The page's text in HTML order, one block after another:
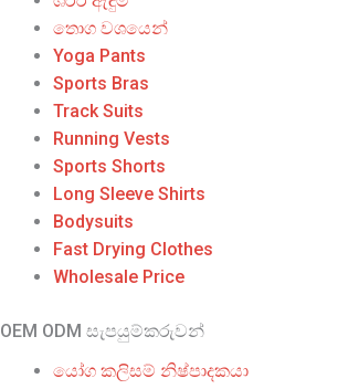
තොග වශයෙන්
Yoga Pants
Sports Bras
Track Suits
Running Vests
Sports Shorts
Long Sleeve Shirts
Bodysuits
Fast Drying Clothes
Wholesale Price
OEM ODM සැපයුම්කරුවන්
යෝග කලිසම් නිෂ්පාදකයා